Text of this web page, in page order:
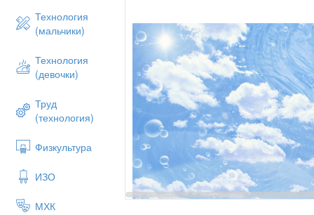
Технология
(мальчики)
Технология
(девочки)
Труд
(технология)
Физкультура
ИЗО
МХК